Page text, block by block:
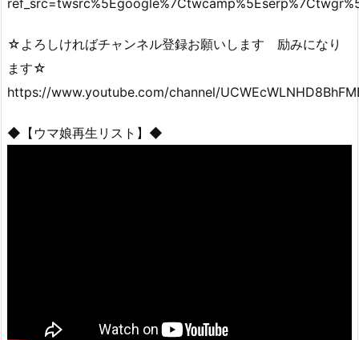
☆よろしければチャンネル登録お願いします 励みになり
ます☆
https://www.youtube.com/channel/
◆【ウマ娘再生リスト】◆